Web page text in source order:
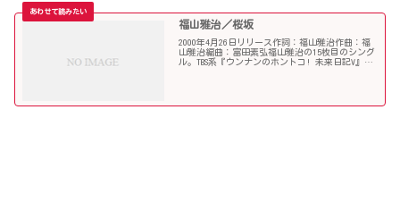
福山雅治／桜坂
2000年4月26日リリース作詞：福山雅治作曲：福
山雅治編曲：富田素弘福山雅治の15枚目のシング
ル。TBS系『ウンナンのホントコ! 未来日記V』テ